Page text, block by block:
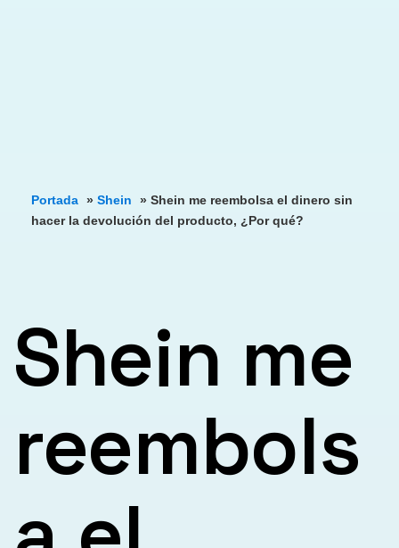
Portada » Shein » Shein me reembolsa el dinero sin
hacer la devolución del producto, ¿Por qué?
Shein me
reembols